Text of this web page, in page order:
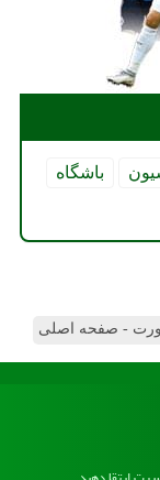
باشگاه
- صفحه اصلی